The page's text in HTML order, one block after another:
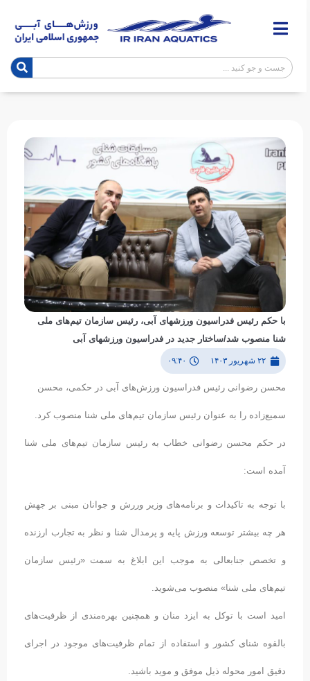
با حکم رئیس فدراسیون ورزشهای آبی، رئیس سازمان تیم‌های ملی
شنا منصوب شد/ساختار جدید در فدراسیون ورزشهای آبی
۲۲ شهریور ۱۴۰۳ ۰۹:۴۰
محسن رضوانی رئیس فدراسیون ورزش‌های آبی در حکمی، محسن
سمیع‌زاده را به عنوان رئیس سازمان تیم‌های ملی شنا منصوب کرد.
در حکم محسن رضوانی خطاب به رئیس سازمان تیم‌های ملی شنا
آمده است:
با توجه به تاکیدات و برنامه‌های وزیر وررش و جوانان مبنی بر جهش
هر چه بیشتر توسعه ورزش پایه و پرمدال شنا و نظر به تجارب ارزنده
و تخصص جنابعالی به موجب این ابلاغ به سمت «رئیس سازمان
تیم‌های ملی شنا» منصوب می‌شوید.
امید است با توکل به ایزد منان و همچنین بهره‌مندی از ظرفیت‌های
بالقوه شنای کشور و استفاده از تمام ظرفیت‌های موجود در اجرای
دقیق امور محوله ذیل موفق و موید باشید.